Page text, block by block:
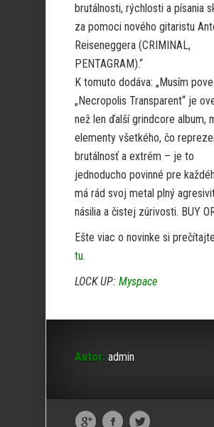
brutálnosti, rýchlosti a písania
za pomoci nového gitaristu
Reiseneggera (CRIMINAL,
PENTAGRAM).“
K tomuto dodáva: „Musím
„Necropolis Transparent“ je
než len ďalší grindcore album,
elementy všetkého, čo
brutálnosť a extrém – je to
jednoducho povinné pre
má rád svoj metal plný
násilia a čistej zúrivosti. BUY
Ešte viac o novinke si prečítajte
tu.
LOCK UP: Myspace
Autor: admin